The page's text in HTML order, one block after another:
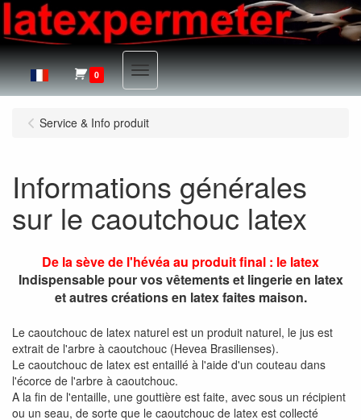
0 Menu
Service & Info produit
Informations générales
sur le caoutchouc latex
De la sève de l'hévéa au produit final : le latex
Indispensable pour vos vêtements et lingerie en latex
et autres créations en latex faites maison.
Le caoutchouc de latex naturel est un produit naturel, le jus est
extrait de l'arbre à caoutchouc (Hevea Brasilienses).
Le caoutchouc de latex est entaillé à l'aide d'un couteau dans
l'écorce de l'arbre à caoutchouc.
A la fin de l'entaille, une gouttière est faite, avec sous un récipient
ou un seau, de sorte que le caoutchouc de latex est collecté